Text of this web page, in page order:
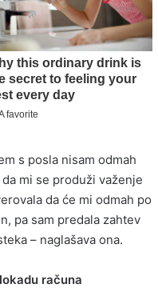
s posla nisam odmah
mi se produži važenje
da će mi odmah po
pa sam predala zahtev
– naglašava ona.
računa